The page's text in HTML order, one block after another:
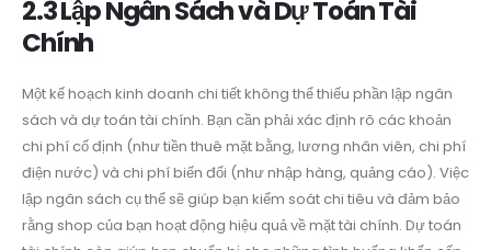
2.3 Lập Ngân Sách và Dự Toán Tài
Chính
Một kế hoạch kinh doanh chi tiết không thể thiếu phần lập ngân
sách và dự toán tài chính. Bạn cần phải xác định rõ các khoản
chi phí cố định (như tiền thuê mặt bằng, lương nhân viên, chi phí
điện nước) và chi phí biến đổi (như nhập hàng, quảng cáo). Việc
lập ngân sách cụ thể sẽ giúp bạn kiểm soát chi tiêu và đảm bảo
rằng shop của bạn hoạt động hiệu quả về mặt tài chính. Dự toán